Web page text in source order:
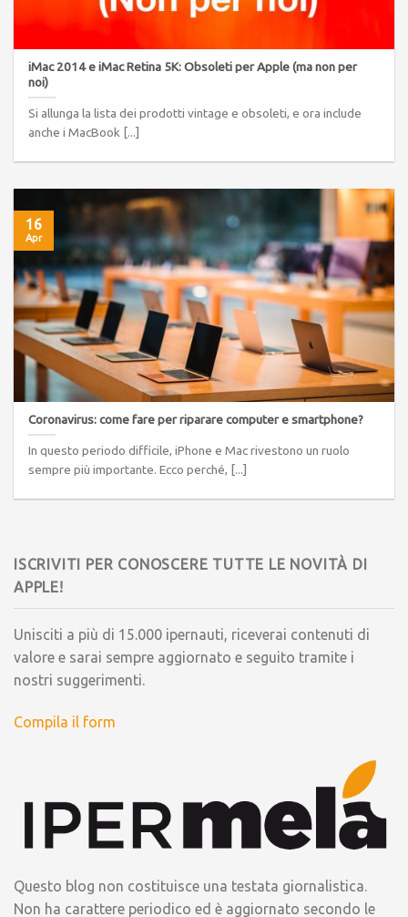
iMac 2014 e iMac Retina 5K: Obsoleti per Apple (ma non per
noi)
Si allunga la lista dei prodotti vintage e obsoleti, e ora include
anche i MacBook [...]
Coronavirus: come fare per riparare computer e smartphone?
In questo periodo difficile, iPhone e Mac rivestono un ruolo
sempre più importante. Ecco perché, [...]
16
Apr
ISCRIVITI PER CONOSCERE TUTTE LE NOVITÀ DI
APPLE!
Unisciti a più di 15.000 ipernauti, riceverai contenuti di
valore e sarai sempre aggiornato e seguito tramite i
nostri suggerimenti.
Compila il form
Questo blog non costituisce una testata giornalistica.
Non ha carattere periodico ed è aggiornato secondo le